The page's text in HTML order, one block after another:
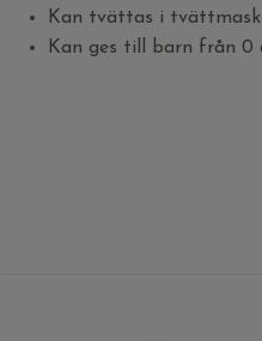
Kan tvättas i
Kan ges till barn från 0